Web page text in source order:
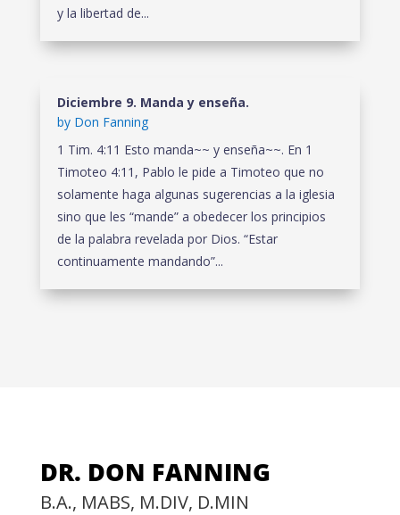
y la libertad de...
Diciembre 9. Manda y enseña.
by Don Fanning
1 Tim. 4:11 Esto manda~~ y enseña~~. En 1
Timoteo 4:11, Pablo le pide a Timoteo que no
solamente haga algunas sugerencias a la iglesia
sino que les “mande” a obedecer los principios
de la palabra revelada por Dios. “Estar
continuamente mandando”...
DR. DON FANNING
B.A., MABS, M.DIV, D.MIN